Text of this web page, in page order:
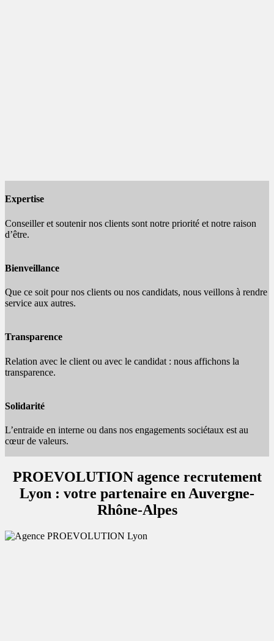
Expertise
Conseiller et soutenir nos clients sont notre priorité et notre raison
d’être.
Bienveillance
Que ce soit pour nos clients ou nos candidats, nous veillons à rendre
service aux autres.
Transparence
Relation avec le client ou avec le candidat : nous affichons la
transparence.
Solidarité
L’entraide en interne ou dans nos engagements sociétaux est au
cœur de valeurs.
PROEVOLUTION agence recrutement
Lyon : votre partenaire en Auvergne-
Rhône-Alpes